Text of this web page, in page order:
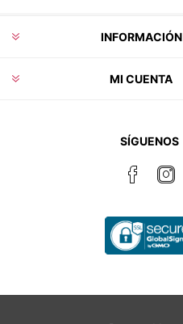
INFORMACIÓN
MI CUENTA
SÍGUENOS